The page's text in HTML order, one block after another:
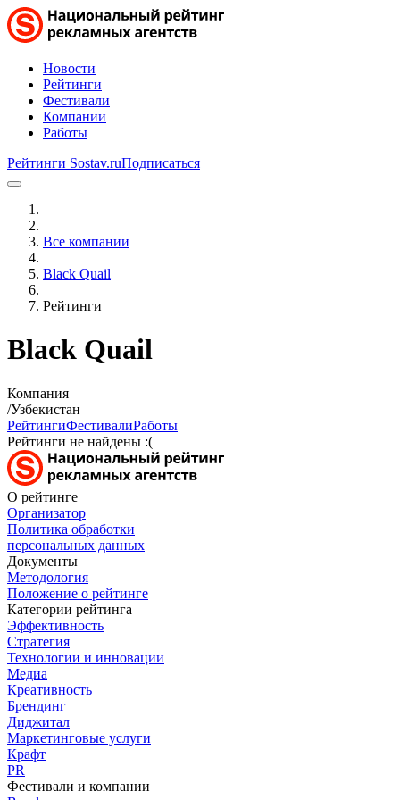
Новости
Рейтинги
Фестивали
Компании
Работы
Рейтинги Sostav.ruПодписаться
Все компании
Black Quail
Рейтинги
Black Quail
Компания
/Узбекистан
РейтингиФестивалиРаботы
Рейтинги не найдены :(
О рейтинге
Организатор
Политика обработки
персональных данных
Документы
Методология
Положение о рейтинге
Категории рейтинга
Эффективность
Стратегия
Технологии и инновации
Медиа
Креативность
Брендинг
Диджитал
Маркетинговые услуги
Крафт
PR
Фестивали и компании